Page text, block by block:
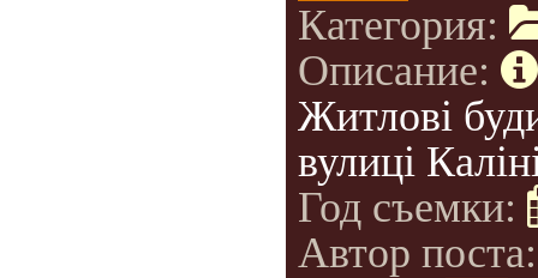
Категория:
Описание:
Житлові
вулиці
Год съемки:
Автор